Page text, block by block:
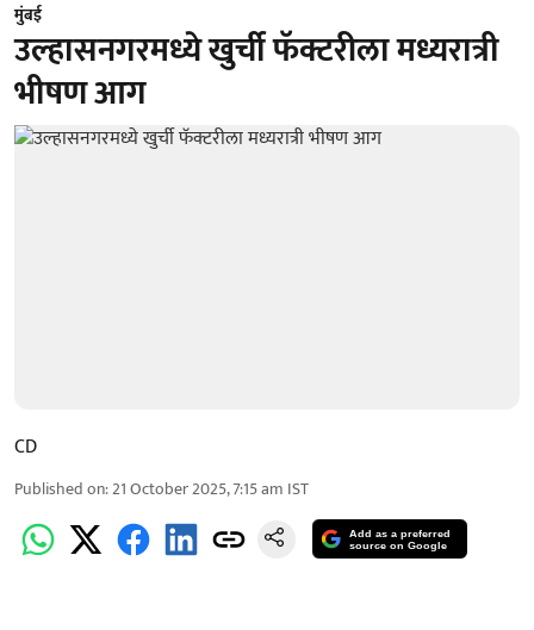
मुंबई
उल्हासनगरमध्ये खुर्ची फॅक्टरीला मध्यरात्री
भीषण आग
CD
Published on:21 October 2025, 7:15 am IST
Add as a preferred
source on Google